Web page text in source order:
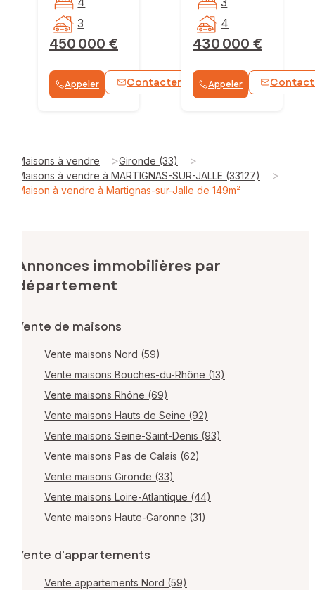
450 000 €
3
Appeler Contacter WhatsApp
430 000 €
4
Appeler
Maisons à vendre >Gironde (33) >
Maisons à vendre à MARTIGNAS-SUR-JALLE (33127) >
Maison à vendre à Martignas-sur-Jalle de 149m²
Annonces immobilières par
département
Vente de maisons
Vente maisons Nord (59)
Vente maisons Bouches-du-Rhône (13)
Vente maisons Rhône (69)
Vente maisons Hauts de Seine (92)
Vente maisons Seine-Saint-Denis (93)
Vente maisons Pas de Calais (62)
Vente maisons Gironde (33)
Vente maisons Loire-Atlantique (44)
Vente maisons Haute-Garonne (31)
Vente d'appartements
Vente appartements Nord (59)